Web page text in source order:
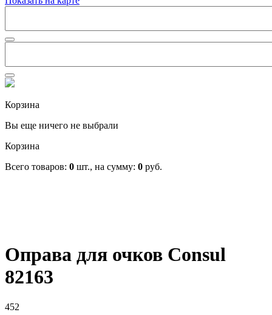
Корзина
Вы еще ничего не выбрали
Корзина
Всего товаров: 0 шт., на сумму: 0 руб.
Оправа для очков Consul
82163
452